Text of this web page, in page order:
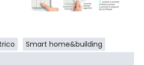
Smart home&building